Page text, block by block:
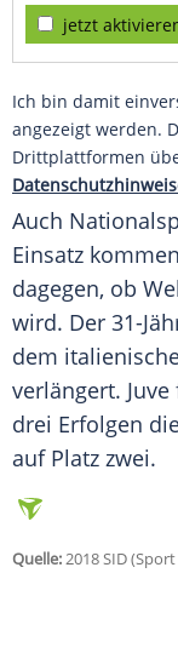
jetzt
Ich bin damit
angezeigt werden.
Drittplattformen
Auch
Einsatz
dagegen, ob
wird. Der 31-
dem
verlängert. Juve
drei Erfolgen
auf Platz zwei.
Quelle:2018 SID